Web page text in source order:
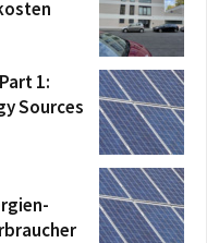
1:
Sources